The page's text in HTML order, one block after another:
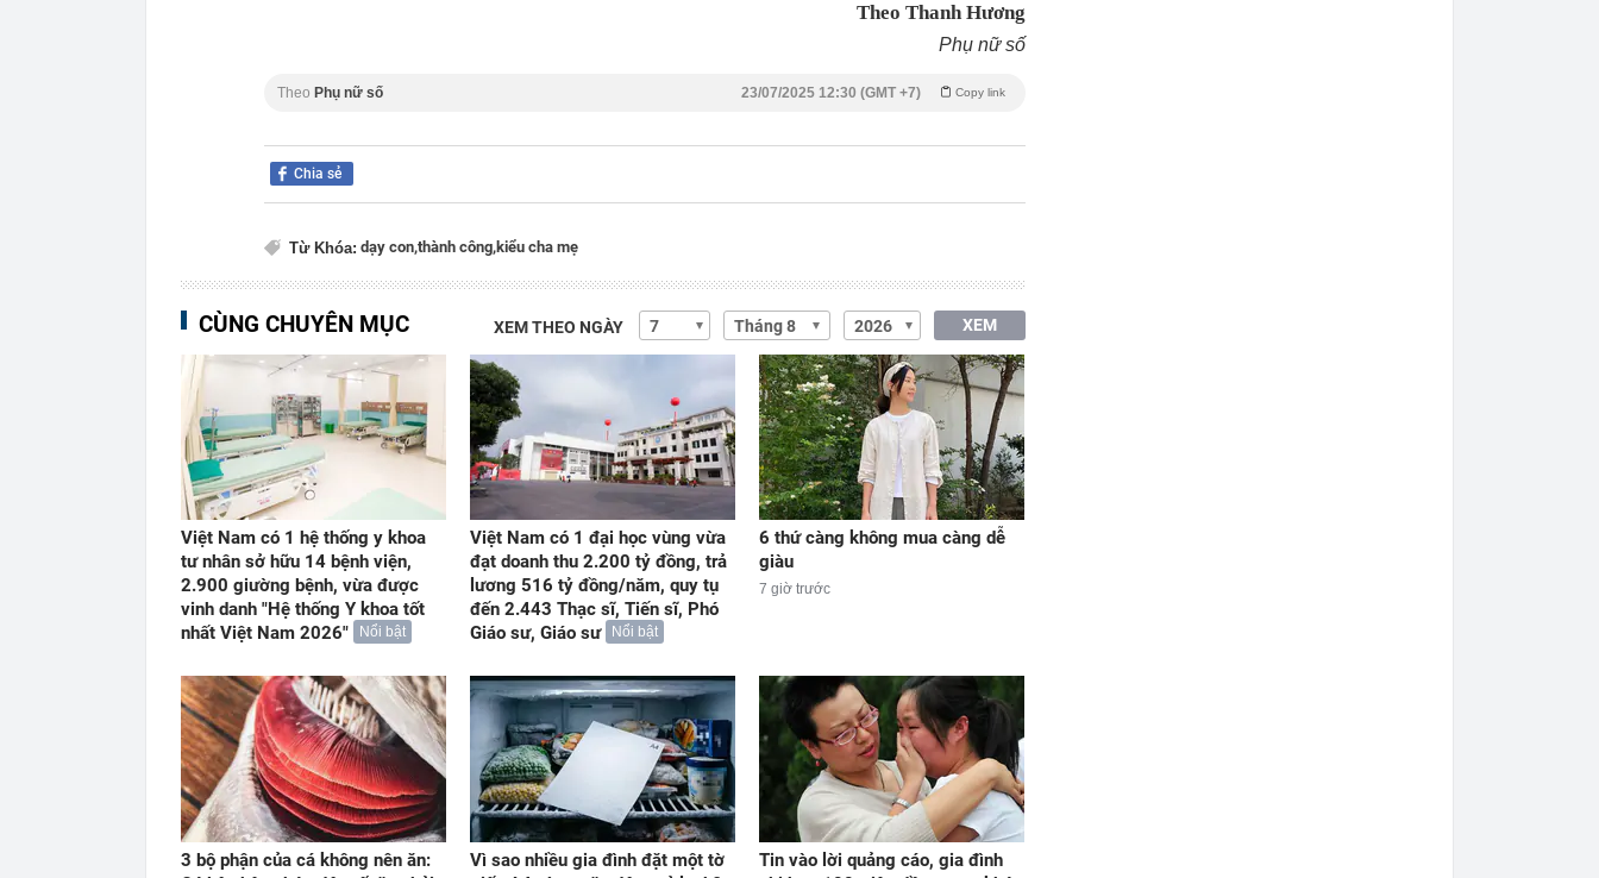
Theo Thanh Hương
Phụ nữ số
Theo Phụ nữ số Copy link
23/07/2025 12:30 (GMT +7)
Chia sẻ
Từ Khóa: dạy con,thành công,kiểu cha mẹ
CÙNG CHUYÊN MỤC XEM THEO NGÀY XEM
Việt Nam có 1 hệ thống y khoa
tư nhân sở hữu 14 bệnh viện,
2.900 giường bệnh, vừa được
vinh danh "Hệ thống Y khoa tốt
nhất Việt Nam 2026"
Nổi bật
Việt Nam có 1 đại học vùng vừa
đạt doanh thu 2.200 tỷ đồng, trả
lương 516 tỷ đồng/năm, quy tụ
đến 2.443 Thạc sĩ, Tiến sĩ, Phó
Giáo sư, Giáo sư
Nổi bật
6 thứ càng không mua càng dễ
giàu
7 giờ trước
3 bộ phận của cá không nên ăn:
Vì sao nhiều gia đình đặt một tờ
Tin vào lời quảng cáo, gia đình